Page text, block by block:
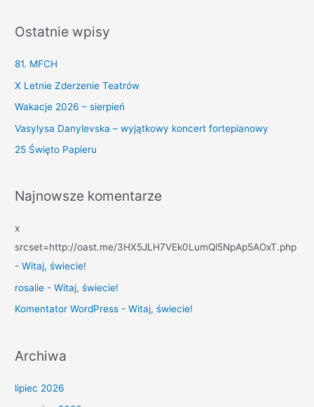
r
o
r
:
Ostatnie wpisy
81. MFCH
X Letnie Zderzenie Teatrów
Wakacje 2026 – sierpień
Vasylysa Danylevska – wyjątkowy koncert fortepianowy
25 Święto Papieru
Najnowsze komentarze
x
srcset=http://oast.me/3HX5JLH7VEk0LumQl5NpAp5AOxT.php
-Witaj, świecie!
rosalie -Witaj, świecie!
Komentator WordPress -Witaj, świecie!
Archiwa
lipiec 2026